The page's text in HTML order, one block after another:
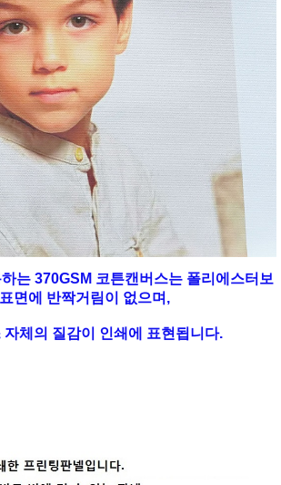
는 370GSM 코튼캔버스는 폴리에스터보
면에 반짝거림이 없으며,
자체의 질감이 인쇄에 표현됩니다.